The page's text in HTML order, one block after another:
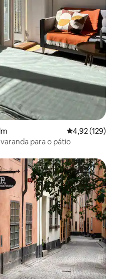
Classificação
4,92 (129)
para o pátio